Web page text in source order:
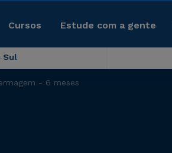
Cursos Estude com a gente
Sul
- 6 meses